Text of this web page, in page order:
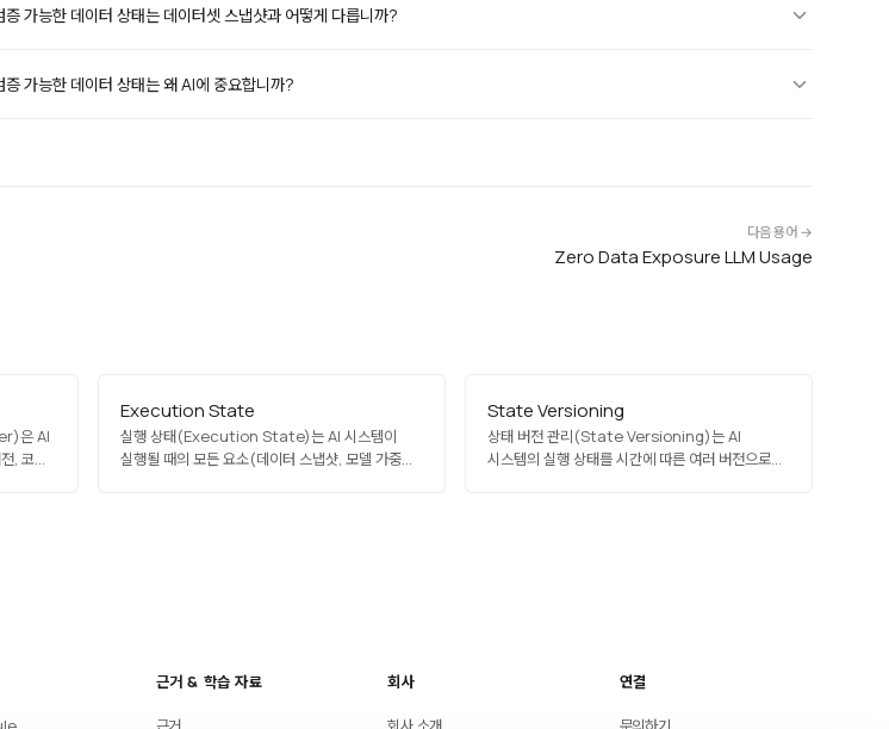
증 가능한 데이터 상태는 데이터셋 스냅샷과 어떻게 다릅니까?
증 가능한 데이터 상태는 왜 AI에 중요합니까?
다음 용어 →
Zero Data Exposure LLM Usage
은 AI
, 코드,
Execution State
실행 상태(Execution State)는 AI 시스템이
실행될 때의 모든 요소(데이터 스냅샷, 모델 가중치,
State Versioning
상태 버전 관리(State Versioning)는 AI
시스템의 실행 상태를 시간에 따른 여러 버전으로
근거 & 학습 자료 회사 연결